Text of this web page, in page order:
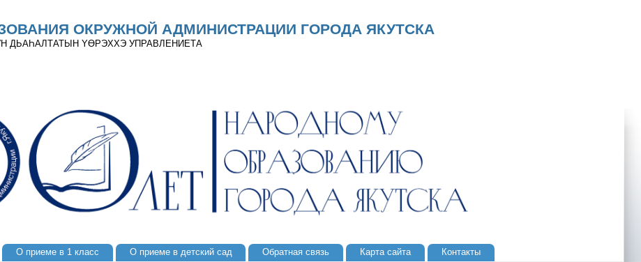
ОКРУЖНОЙ АДМИНИСТРАЦИИ ГОРОДА ЯКУТСКА
ДЬАҺАЛТАТЫН YӨРЭХХЭ УПРАВЛЕНИЕТА
О приеме в 1 класс О приеме в детский сад Обратная связь Карта сайта Контакты